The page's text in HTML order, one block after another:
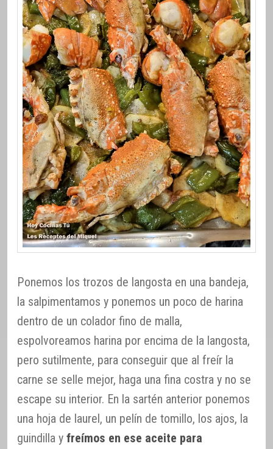
Ponemos los trozos de langosta en una bandeja,
la salpimentamos y ponemos un poco de harina
dentro de un colador fino de malla,
espolvoreamos harina por encima de la langosta,
pero sutilmente, para conseguir que al freír la
carne se selle mejor, haga una fina costra y no se
escape su interior. En la sartén anterior ponemos
una hoja de laurel, un pelín de tomillo, los ajos, la
guindilla y freímos en ese aceite para